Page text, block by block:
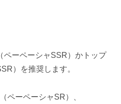
ペーペーシャSSR）かトップ
）を推奨します。
ペーペーシャSR）、